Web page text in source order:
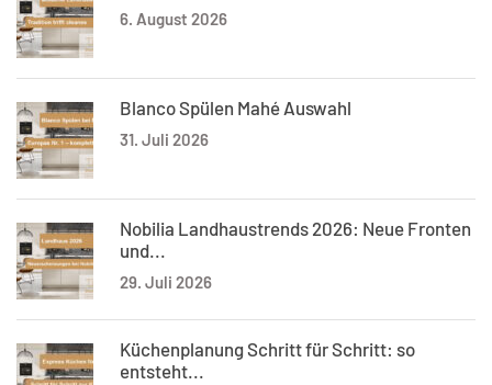
6. August 2026
Blanco Spülen Mahé Auswahl
31. Juli 2026
Nobilia Landhaustrends 2026: Neue Fronten
und...
29. Juli 2026
Küchenplanung Schritt für Schritt: so
entsteht...